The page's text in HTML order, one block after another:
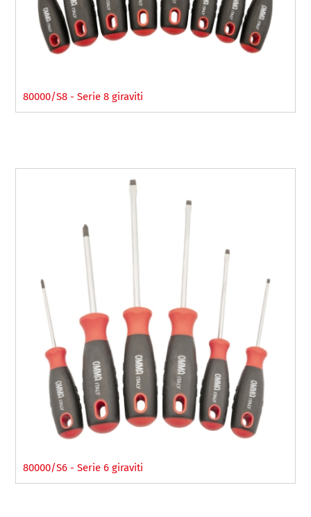
80000/S8 - Serie 8 giraviti
80000/S6 - Serie 6 giraviti